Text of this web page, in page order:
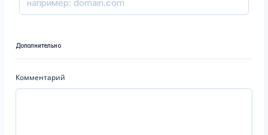
Дополнительно
Комментарий